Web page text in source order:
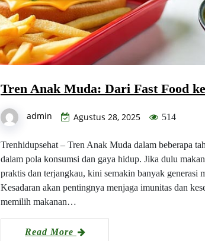
Tren Anak Muda: Dari Fast Food
admin Agustus 28, 2025 514
Trenhidupsehat – Tren Anak Muda dalam beberapa
dalam pola konsumsi dan gaya hidup. Jika dulu
praktis dan terjangkau, kini semakin banyak generasi
Kesadaran akan pentingnya menjaga imunitas dan
memilih makanan…
Read More